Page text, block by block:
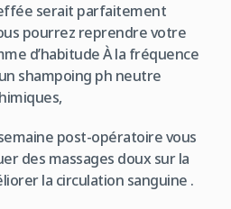
serait parfaitement
pourrez reprendre votre
d’habitude À la fréquence
shampoing ph neutre
post-opératoire vous
des massages doux sur la
la circulation sanguine .